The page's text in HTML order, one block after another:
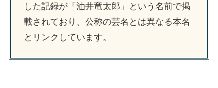
した記録が「油井竜太郎」という名前で掲
載されており、公称の芸名とは異なる本名
とリンクしています。